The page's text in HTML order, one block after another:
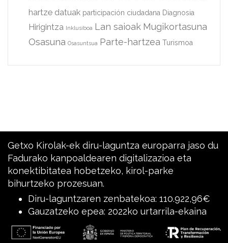
hartze datuak participación ciudadana Diagnosia
Hirigintza Inklusiboa Lan saioak Mugikortasuna
Osasuna Osasuntsua Parte-hartzea Turismoa
Getxo Kirolak-ek diru-laguntza europarra jaso du
Fadurako kanpoaldearen digitalizazioa eta
konektibitatea hobetzeko, kirol-parke
bihurtzeko prozesuan.
Diru-laguntzaren zenbatekoa: 110.922,96€
Gauzatzeko epea: 2022ko urtarrila-ekaina